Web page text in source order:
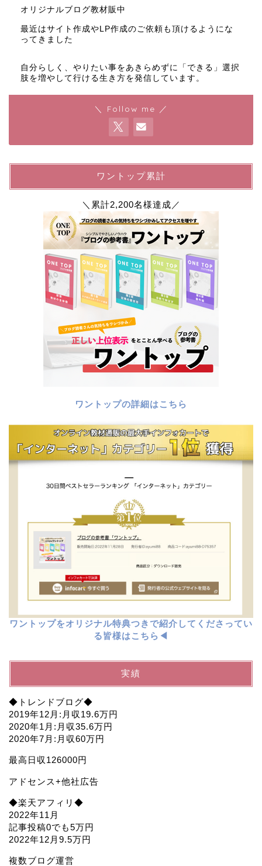
オリジナルブログ教材販中
最近はサイト作成やLP作成のご依頼も頂けるようにな
ってきました
自分らしく、やりたい事をあきらめずに「できる」選択
肢を増やして行ける生き方を発信しています。
＼ Follow me ／
ワントップ累計
＼累計2,200名様達成／
ワントップの詳細はこちら
ワントップをオリジナル特典つきで紹介してくださってい
る皆様はこちら◀︎
実績
◆トレンドブログ◆
2019年12月:月収19.6万円
2020年1月:月収35.6万円
2020年7月:月収60万円
最高日収126000円
アドセンス+他社広告
◆楽天アフィリ◆
2022年11月
記事投稿0でも5万円
2022年12月9.5万円
複数ブログ運営